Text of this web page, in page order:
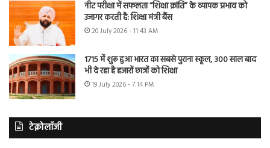
नीट परीक्षा में सफलता “शिक्षा क्रांति” के व्यापक प्रभाव को
उजागर करती है: शिक्षा मंत्री बैंस
20 July 2026 - 11:43 AM
1715 में शुरू हुआ भारत का सबसे पुराना स्कूल, 300 साल बाद
भी दे रहा है हजारों छात्रों को शिक्षा
19 July 2026 - 7:14 PM
टेक्नोलॉजी